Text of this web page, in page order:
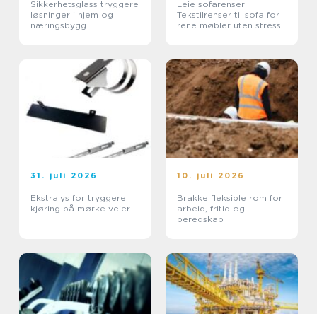
Sikkerhetsglass tryggere
løsninger i hjem og
næringsbygg
Leie sofarenser:
Tekstilrenser til sofa for
rene møbler uten stress
31. juli 2026
Ekstralys for tryggere
kjøring på mørke veier
10. juli 2026
Brakke fleksible rom for
arbeid, fritid og
beredskap